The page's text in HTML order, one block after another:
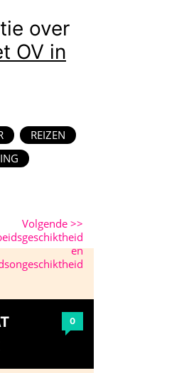
over
OV in
REIZEN
Volgende >>
en
0